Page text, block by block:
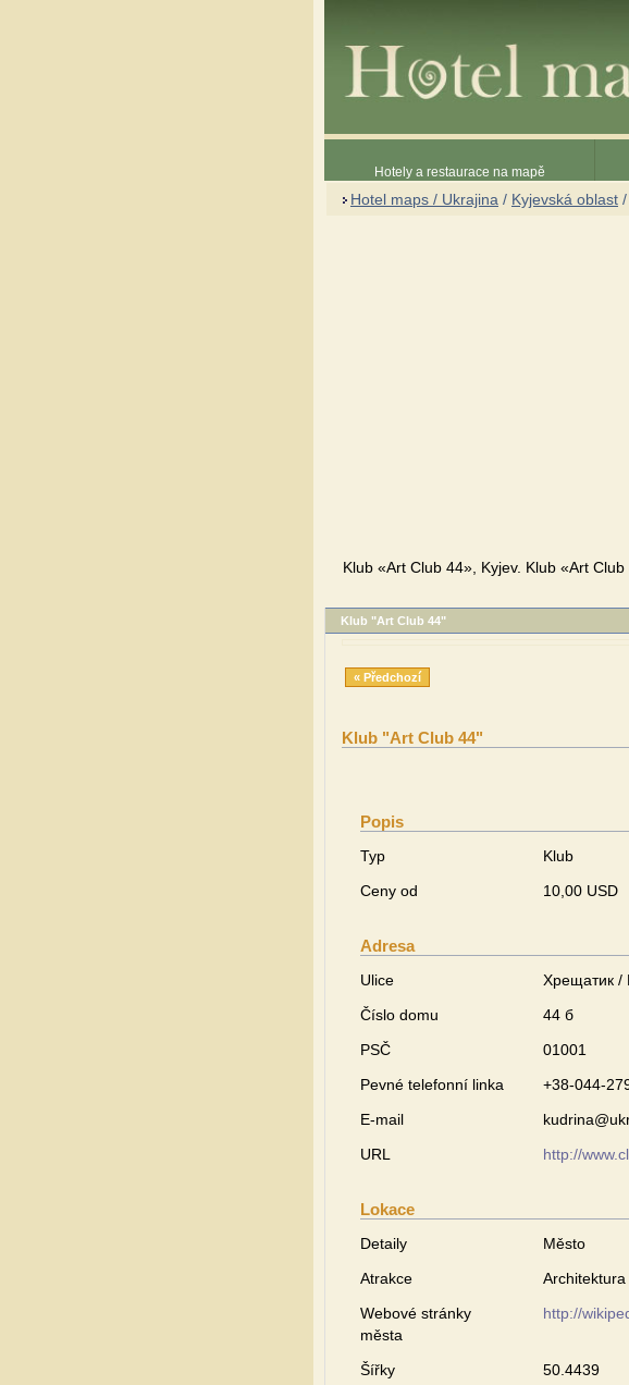
Hotely a restaurace na mapě
Hotel maps / Ukrajina / Kyjevská oblast /
Klub «Art Club 44», Kyjev. Klub «Art
Klub "Art Club 44"
« Předchozí
Klub "Art Club 44"
Popis
Typ
Klub
Ceny od
10,00 USD
Adresa
Ulice
Хрещатик /
Číslo domu
44 б
PSČ
01001
Pevné telefonní linka
+38-044-
E-mail
URL
http://
Lokace
Detaily
Město
Atrakce
Architektura
Webové stránky
města
http://
Šířky
50.4439